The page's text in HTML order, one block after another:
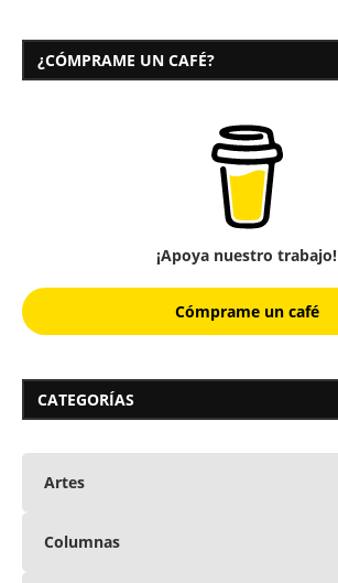
¿CÓMPRAME UN CAFÉ?
¡Apoya nuestro trabajo!
Cómprame un café
CATEGORÍAS
Artes
Columnas